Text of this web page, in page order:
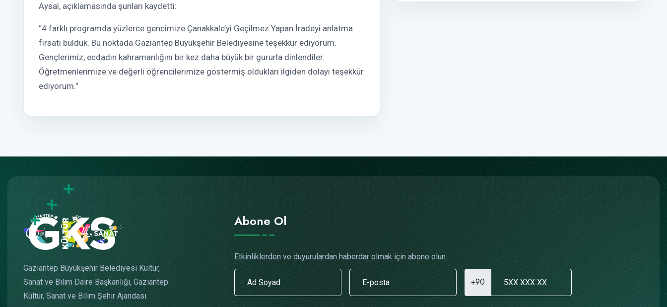
Aysal, açıklamasında şunları kaydetti:
“4 farklı programda yüzlerce gencimize Çanakkale’yi Geçilmez Yapan İradeyi anlatma
fırsatı bulduk. Bu noktada Gaziantep Büyükşehir Belediyesine teşekkür ediyorum.
Gençlerimiz, ecdadın kahramanlığını bir kez daha büyük bir gururla dinlendiler.
Öğretmenlerimize ve değerli öğrencilerimize göstermiş oldukları ilgiden dolayı teşekkür
ediyorum.”
Gaziantep Büyükşehir Belediyesi Kültür,
Sanat ve Bilim Daire Başkanlığı, Gaziantep
Kültür, Sanat ve Bilim Şehir Ajandası
Abone Ol
Etkinliklerden ve duyurulardan haberdar olmak için abone olun.
+90